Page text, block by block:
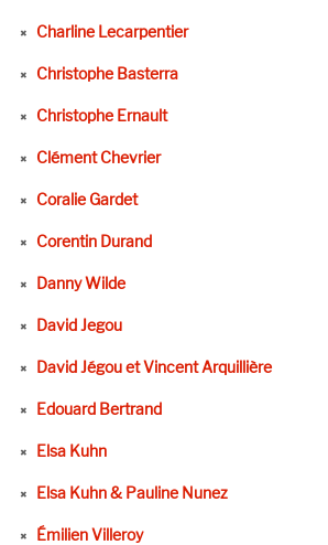
Charline Lecarpentier
Christophe Basterra
Christophe Ernault
Clément Chevrier
Coralie Gardet
Corentin Durand
Danny Wilde
David Jegou
David Jégou et Vincent Arquillière
Edouard Bertrand
Elsa Kuhn
Elsa Kuhn & Pauline Nunez
Émilien Villeroy